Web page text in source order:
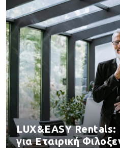
LUX&EASY Rentals:
για Εταιρική